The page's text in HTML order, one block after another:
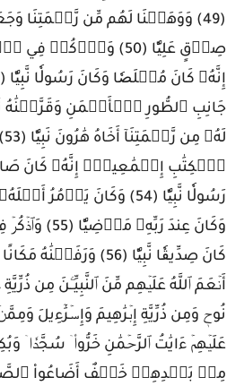
(49) وَوَهَبۡنَا لَهُم مِّن رَّحۡمَتِنَا
صِدۡقٍ عَلِيّٗا (50)
ٱلۡكِتَٰبِ إِسۡمَٰعِيلَۚ إِنَّهُۥ كَانَ
رَسُولٗا نَّبِيّٗا (54) وَكَانَ
وَكَانَ عِندَ رَبِّهِۦ
أَنۡعَمَ ٱللَّهُ عَلَيۡهِم مِّنَ ٱلنَّبِيِّـۧنَ مِن
نُوحٖ وَمِن ذُرِّيَّةِ إِبۡرَٰهِيمَ وَإِسۡرَٰٓءِيلَ وَمِمَّنۡ
مِنۢ بَعۡدِهِمۡ خَلۡفٌ أَضَاعُواْ